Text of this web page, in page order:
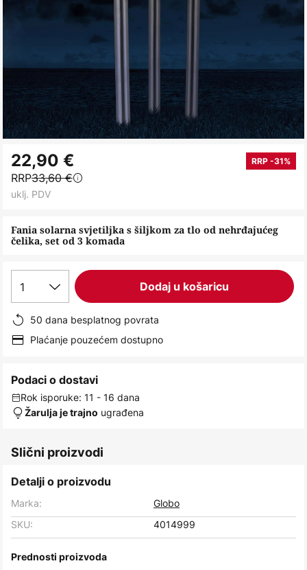
to
the
beginning
the
images
gallery
Fania solarna svjetiljka s šiljkom za tlo od nehrđajućeg
čelika, set od 3 komada
22,90 € RRP -31%
RRP33,60 €
uklj. PDV
1 Dodaj u košaricu
50 dana besplatnog povrata
Plaćanje pouzećem dostupno
Podaci o dostavi
Rok isporuke: 11 - 16 dana
Žarulja je trajno ugrađena
Slični proizvodi
Detalji o proizvodu
Marka:
Globo
SKU:
4014999
Prednosti proizvoda